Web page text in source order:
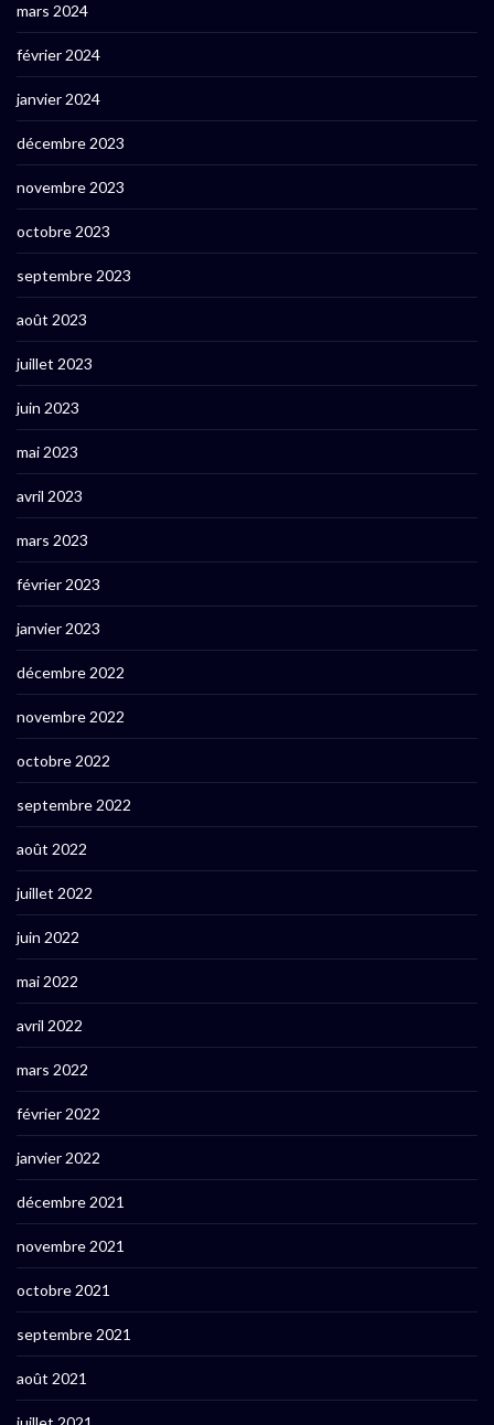
mars 2024
février 2024
janvier 2024
décembre 2023
novembre 2023
octobre 2023
septembre 2023
août 2023
juillet 2023
juin 2023
mai 2023
avril 2023
mars 2023
février 2023
janvier 2023
décembre 2022
novembre 2022
octobre 2022
septembre 2022
août 2022
juillet 2022
juin 2022
mai 2022
avril 2022
mars 2022
février 2022
janvier 2022
décembre 2021
novembre 2021
octobre 2021
septembre 2021
août 2021